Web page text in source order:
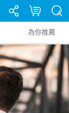
為你推薦